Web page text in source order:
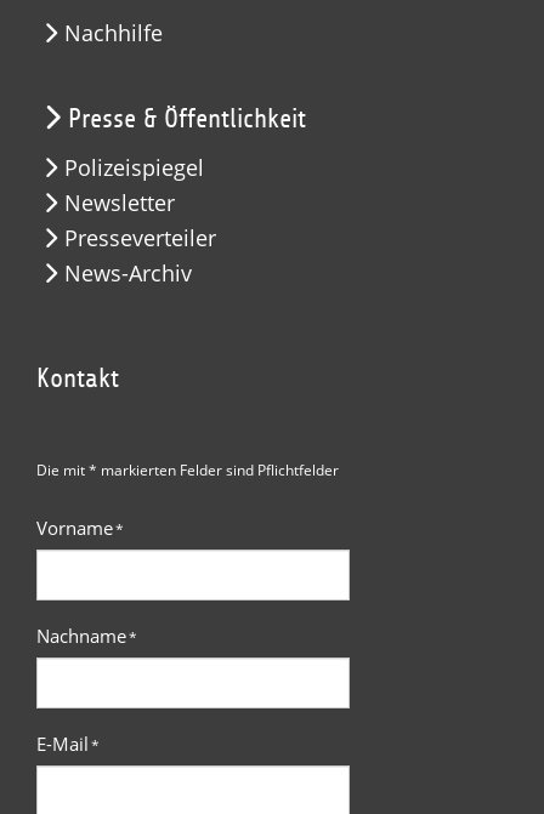
Nachhilfe
Presse & Öffentlichkeit
Polizeispiegel
Newsletter
Presseverteiler
News-Archiv
Kontakt
Die mit * markierten Felder sind Pflichtfelder
Vorname*
Nachname*
E-Mail*